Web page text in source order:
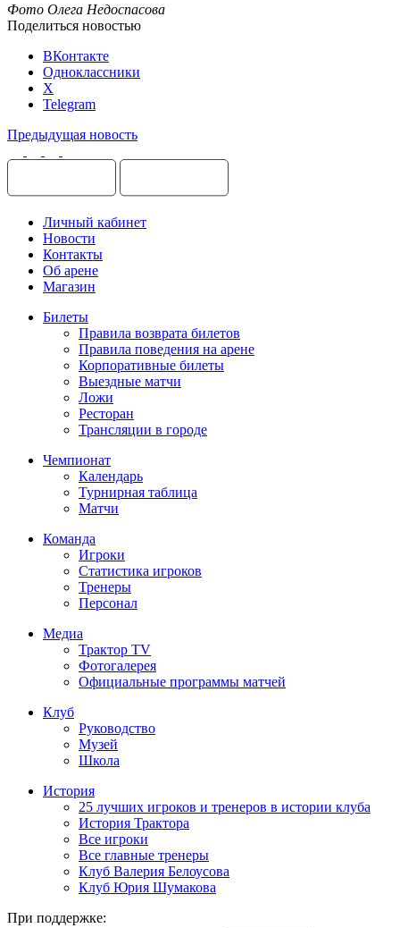
Фото Олега Недоспасова
Поделиться новостью
ВКонтакте
Одноклассники
X
Telegram
Предыдущая новость
Личный кабинет
Новости
Контакты
Об арене
Магазин
Билеты
Правила возврата билетов
Правила поведения на арене
Корпоративные билеты
Выездные матчи
Ложи
Ресторан
Трансляции в городе
Чемпионат
Календарь
Турнирная таблица
Матчи
Команда
Игроки
Статистика игроков
Тренеры
Персонал
Медиа
Трактор TV
Фотогалерея
Официальные программы матчей
Клуб
Руководство
Музей
Школа
История
25 лучших игроков и тренеров в истории клуба
История Трактора
Все игроки
Все главные тренеры
Клуб Валерия Белоусова
Клуб Юрия Шумакова
При поддержке: